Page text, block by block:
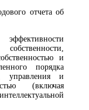
отчета об
и
порядка
управления и
(включая